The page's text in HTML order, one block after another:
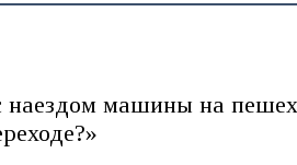
машины на